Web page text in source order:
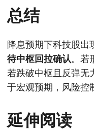
总结
降息预期下科技股出
待中枢回拉确认。若
若跌破中枢且反弹无
于宏观预期，风险控
延伸阅读